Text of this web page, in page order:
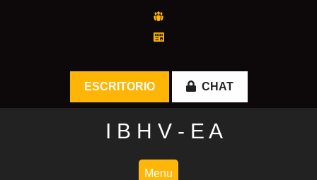
ESCRITORIO CHAT
I B H V - E A
Menu